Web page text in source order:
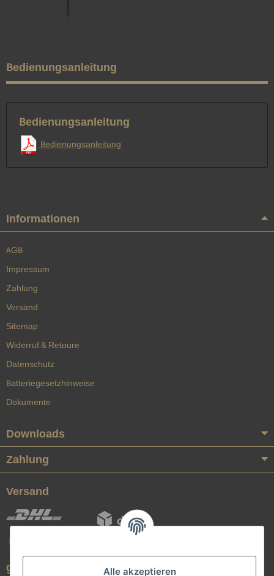
Alle akzeptieren
Bedienungsanleitung
Bedienungsanleitung
Bedienungsanleitung
Informationen
AGB
Impressum
Zahlung
Versand
Sitemap
Widerruf & Retoure
Datenschutz
Batteriegesetzhinweise
Dokumente
Downloads
Zahlung
Versand
geprüfte Qualität